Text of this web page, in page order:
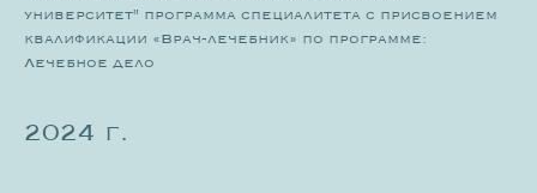
университет" программа специалитета с присвоением
квалификации «Врач-лечебник» по программе:
Лечебное дело
2024 г.